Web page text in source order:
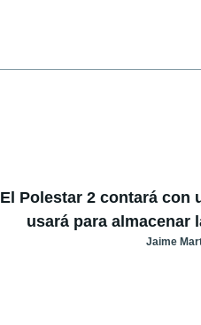
El Polestar 2 contará con
usará para almacenar
Jaime